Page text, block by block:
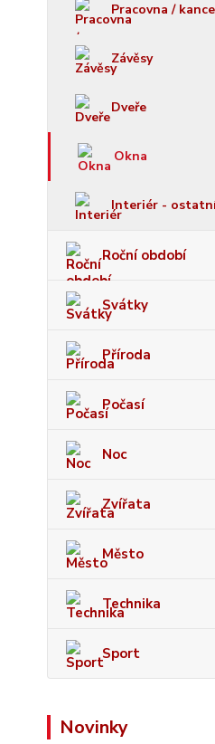
Pracovna /
Závěsy
Dveře
Okna
Interiér -
Roční období
Svátky
Příroda
Počasí
Noc
Zvířata
Město
Technika
Sport
Novinky